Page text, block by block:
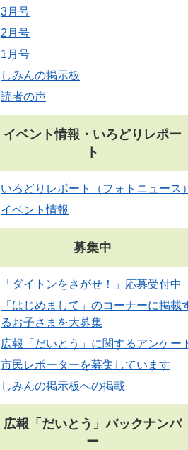
3月号
2月号
1月号
しみんの掲示板
読者の声
イベント情報・いろどりレポー
ト
いろどりレポート（フォトニュース）
イベント情報
募集中
「ダイトンをさがせ！」応募受付中
「はじめまして」のコーナーに掲載
るお子さまを大募集
広報「だいとう」に関するアンケー
市民レポーターを募集しています
しみんの掲示板への掲載
広報「だいとう」バックナンバ
ー